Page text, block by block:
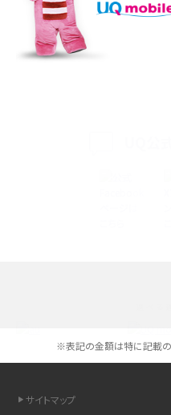
iPhone 16シリーズのモデルを比較
iPhone 16とiPhone 15の違いは？カ
※表記の金額は特に記載
サイトマップ